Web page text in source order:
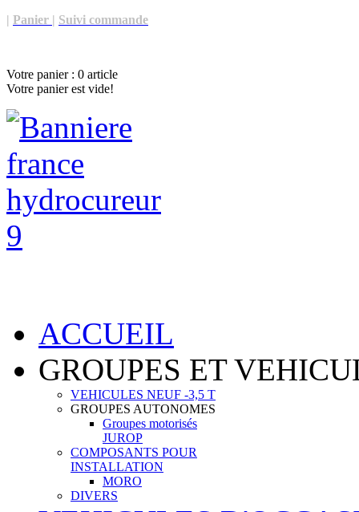
| Panier | Suivi commande
Votre panier : 0 article
Votre panier est vide!
ACCUEIL
GROUPES ET
VEHICULES NEUF -3,5 T
GROUPES AUTONOMES
Groupes motorisés
JUROP
COMPOSANTS POUR
INSTALLATION
MORO
DIVERS